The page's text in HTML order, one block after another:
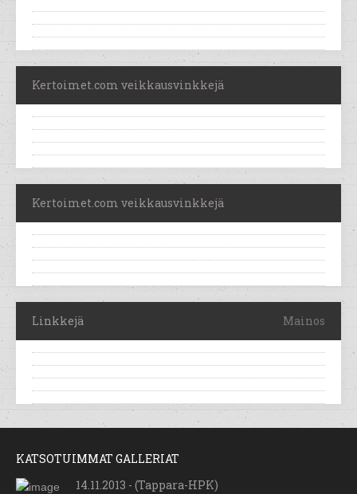
Kertoimet.com veikkausvinkkejä
Kertoimet.com veikkausvinkkejä
Linkkejä Mainos
KATSOTUIMMAT GALLERIAT
14.11.2013 - (Tappara-HPK)